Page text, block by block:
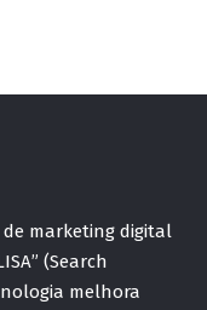
marketing digital
(Search
melhora